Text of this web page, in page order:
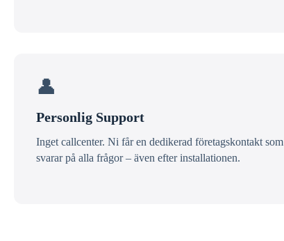
👤
Personlig Support
Inget callcenter. Ni får en dedikerad företagskontakt som
svarar på alla frågor – även efter installationen.